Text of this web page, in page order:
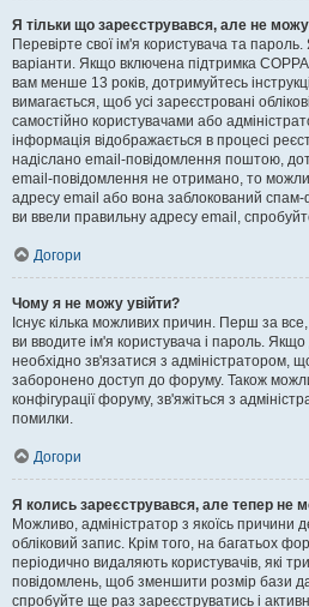
Я тільки що зареєструвався, але не можу
Перевірте свої ім'я користувача та
варіанти. Якщо включена підтримка
вам менше 13 років, дотримуйтесь
вимагається, щоб усі зареєстровані
самостійно користувачами або
інформація відображається в процесі
надіслано email-повідомлення поштою,
email-повідомлення не отримано, то
адресу email або вона заблокований
ви ввели правильну адресу email,
Догори
Чому я не можу увійти?
Існує кілька можливих причин. Перш за
ви вводите ім'я користувача і пароль.
необхідно зв'язатися з адміністратором,
заборонено доступ до форуму. Також
конфігурації форуму, зв'яжіться з
помилки.
Догори
Я колись зареєструвався, але тепер не
Можливо, адміністратор з якоїсь причини
обліковий запис. Крім того, на багатьох
періодично видаляють користувачів, які
повідомлень, щоб зменшити розмір бази
спробуйте ще раз зареєструватись і